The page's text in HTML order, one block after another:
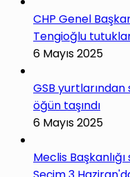
CHP Genel
Tengioğlu
6 Mayıs 2025
GSB
öğün taşındı
6 Mayıs 2025
Meclis